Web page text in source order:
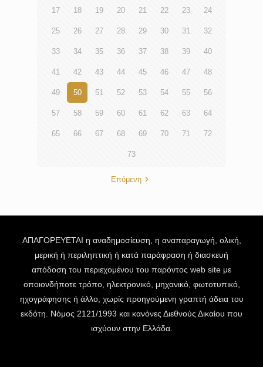
17 18 19 20 21 22 23 24
25 26 27 28 29 30 31 32
33 34 35 36 37 38 39 40
41 42 43 44 45 46 47 48
49 50 51 52 53 54 55 56
57 58 59 60 61 62 63 64
65 66 67 68 69 70 71 72
73
Επόμενη
ΑΠΑΓΟΡΕΥΕΤΑΙ η αναδημοσίευση, η αναπαραγωγή, ολική,
μερική ή περιληπτική ή κατά παράφραση ή διασκευή
απόδοση του περιεχομένου του παρόντος web site με
οποιονδήποτε τρόπο, ηλεκτρονικό, μηχανικό, φωτοτυπικό,
ηχογράφησης ή άλλο, χωρίς προηγούμενη γραπτή άδεια του
εκδότη. Νόμος 2121/1993 και κανόνες Διεθνούς Δικαίου που
ισχύουν στην Ελλάδα.